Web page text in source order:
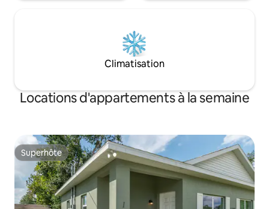
Climatisation
Locations d'appartements à la semaine
Superhôte
Superhôte